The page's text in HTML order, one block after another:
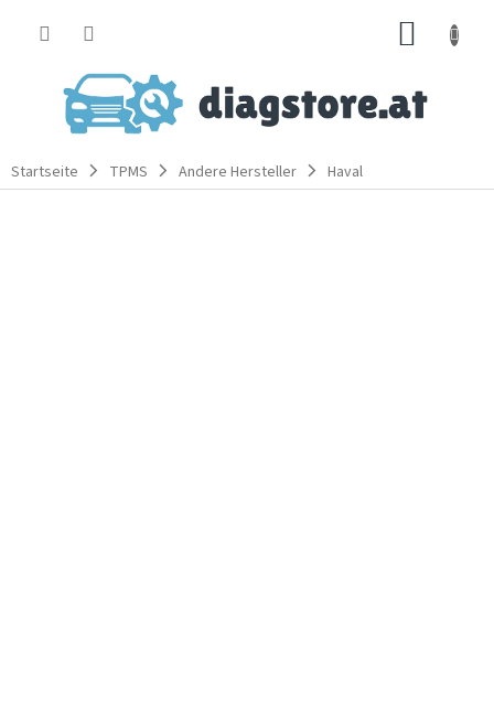
Startseite TPMS Andere Hersteller Haval